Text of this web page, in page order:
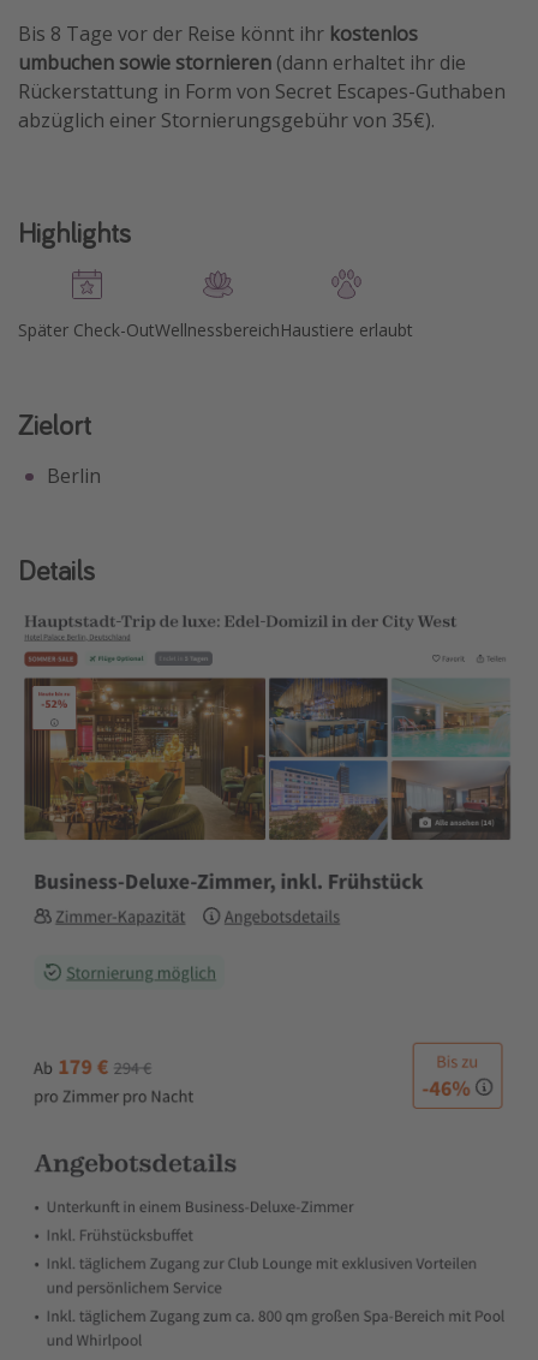
Bis 8 Tage vor der Reise könnt ihr kostenlos
umbuchen sowie stornieren (dann erhaltet ihr die
Rückerstattung in Form von Secret Escapes-Guthaben
abzüglich einer Stornierungsgebühr von 35€).
Highlights
Später Check-OutWellnessbereichHaustiere erlaubt
Zielort
Berlin
Details